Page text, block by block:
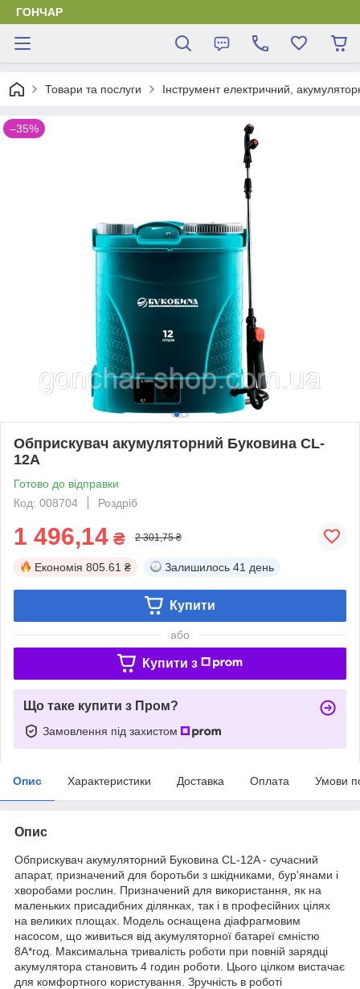
ГОНЧАР
Товари та послуги Інструмент електричний,
–35%
Обприскувач акумуляторний Буковина CL-
12A
Готово до відправки
Код: 008704
Роздріб
1 496,14 ₴ 2 301,75 ₴
Економія 805.61 ₴ Залишилось 41 день
Купити
або
Купити з
Що таке купити з Пром?
Замовлення під захистом
Опис Характеристики Доставка Оплата Умови
Опис
Обприскувач акумуляторний Буковина CL-12A - сучасний
апарат, призначений для боротьби з шкідниками, бур'янами і
хворобами рослин. Призначений для використання, як на
маленьких присадибних ділянках, так і в професійних цілях
на великих площах. Модель оснащена діафрагмовим
насосом, що живиться від акумуляторної батареї ємністю
8А*год. Максимальна тривалість роботи при повній зарядці
акумулятора становить 4 годин роботи. Цього цілком вистачає
для комфортного користування. Зручність в роботі